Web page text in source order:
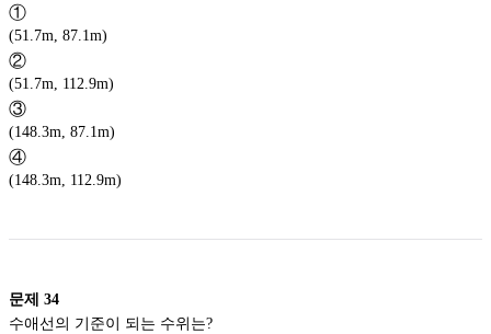
①
(51.7m, 87.1m)
②
(51.7m, 112.9m)
③
(148.3m, 87.1m)
④
(148.3m, 112.9m)
문제 34
수애선의 기준이 되는 수위는?